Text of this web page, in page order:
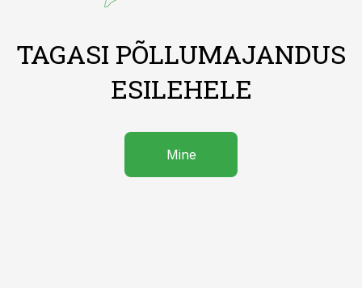
TAGASI PÕLLUMAJANDUS
ESILEHELE
Mine